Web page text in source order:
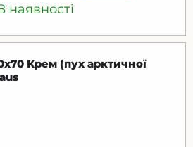
наявності
Крем (пух арктичної